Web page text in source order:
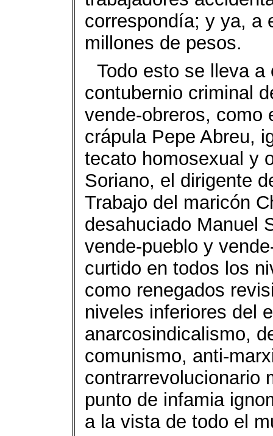
correspondía; y ya, a
millones de pesos.
Todo esto se lleva
contubernio criminal
vende-obreros, como
crápula Pepe Abreu,
tecato homosexual y
Soriano, el dirigente
Trabajo del maricón
desahuciado Manuel
vende-pueblo y
curtido en todos los
como renegados
niveles inferiores del
anarcosindicalismo,
comunismo, anti-
contrarrevolucionario
punto de infamia
a la vista de todo el